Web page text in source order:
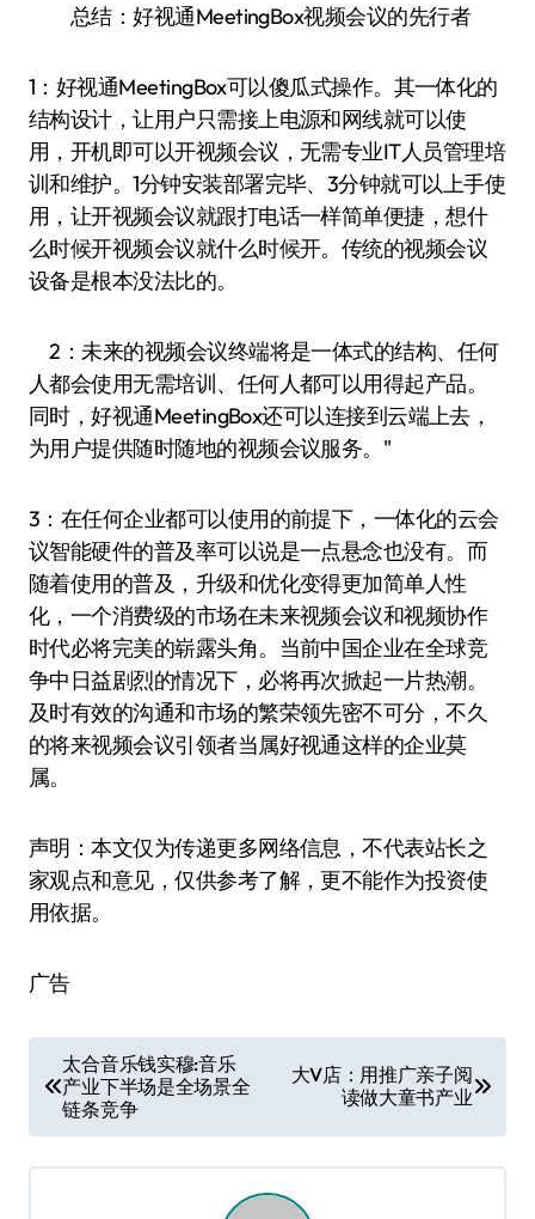
总结：好视通MeetingBox视频会议的先行者
1：好视通MeetingBox可以傻瓜式操作。其一体化的
结构设计，让用户只需接上电源和网线就可以使
用，开机即可以开视频会议，无需专业IT人员管理培
训和维护。1分钟安装部署完毕、3分钟就可以上手使
用，让开视频会议就跟打电话一样简单便捷，想什
么时候开视频会议就什么时候开。传统的视频会议
设备是根本没法比的。
2：未来的视频会议终端将是一体式的结构、任何
人都会使用无需培训、任何人都可以用得起产品。
同时，好视通MeetingBox还可以连接到云端上去，
为用户提供随时随地的视频会议服务。"
3：在任何企业都可以使用的前提下，一体化的云会
议智能硬件的普及率可以说是一点悬念也没有。而
随着使用的普及，升级和优化变得更加简单人性
化，一个消费级的市场在未来视频会议和视频协作
时代必将完美的崭露头角。当前中国企业在全球竞
争中日益剧烈的情况下，必将再次掀起一片热潮。
及时有效的沟通和市场的繁荣领先密不可分，不久
的将来视频会议引领者当属好视通这样的企业莫
属。
声明：本文仅为传递更多网络信息，不代表站长之
家观点和意见，仅供参考了解，更不能作为投资使
用依据。
广告
章
导
航
太合音乐钱实穆:音乐
产业下半场是全场景全
链条竞争
大V店：用推广亲子阅
读做大童书产业